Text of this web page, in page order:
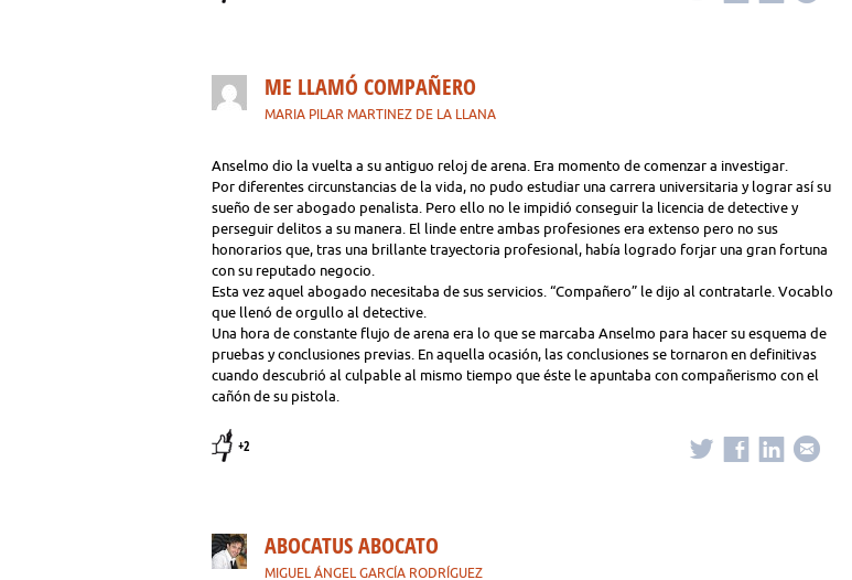
ME LLAMÓ COMPAÑERO
MARIA PILAR MARTINEZ DE LA LLANA
Anselmo dio la vuelta a su antiguo reloj de arena. Era momento de comenzar a investigar.
Por diferentes circunstancias de la vida, no pudo estudiar una carrera universitaria y lograr así su
sueño de ser abogado penalista. Pero ello no le impidió conseguir la licencia de detective y
perseguir delitos a su manera. El linde entre ambas profesiones era extenso pero no sus
honorarios que, tras una brillante trayectoria profesional, había logrado forjar una gran fortuna
con su reputado negocio.
Esta vez aquel abogado necesitaba de sus servicios. “Compañero” le dijo al contratarle. Vocablo
que llenó de orgullo al detective.
Una hora de constante flujo de arena era lo que se marcaba Anselmo para hacer su esquema de
pruebas y conclusiones previas. En aquella ocasión, las conclusiones se tornaron en definitivas
cuando descubrió al culpable al mismo tiempo que éste le apuntaba con compañerismo con el
cañón de su pistola.
+2
ABOCATUS ABOCATO
MIGUEL ÁNGEL GARCÍA RODRÍGUEZ